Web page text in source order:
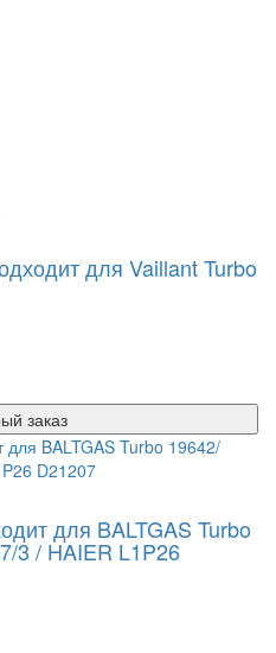
для Vaillant Turbo
заказ
для BALTGAS Turbo
3 / HAIER L1P26